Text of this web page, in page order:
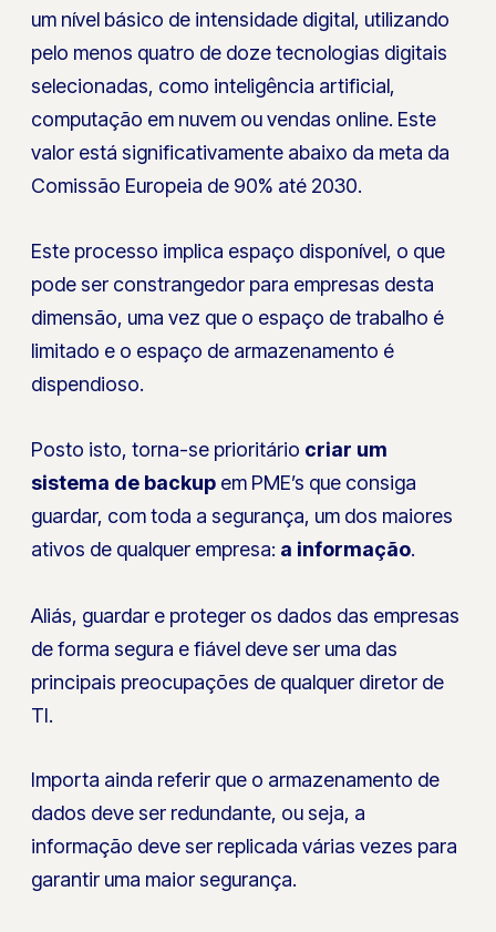
um nível básico de intensidade digital, utilizando
pelo menos quatro de doze tecnologias digitais
selecionadas, como inteligência artificial,
computação em nuvem ou vendas online. Este
valor está significativamente abaixo da meta da
Comissão Europeia de 90% até 2030.
Este processo implica espaço disponível, o que
pode ser constrangedor para empresas desta
dimensão, uma vez que o espaço de trabalho é
limitado e o espaço de armazenamento é
dispendioso.
Posto isto, torna-se prioritário criar um
sistema de backup em PME’s que consiga
guardar, com toda a segurança, um dos maiores
ativos de qualquer empresa: a informação.
Aliás, guardar e proteger os dados das empresas
de forma segura e fiável deve ser uma das
principais preocupações de qualquer diretor de
TI.
Importa ainda referir que o armazenamento de
dados deve ser redundante, ou seja, a
informação deve ser replicada várias vezes para
garantir uma maior segurança.